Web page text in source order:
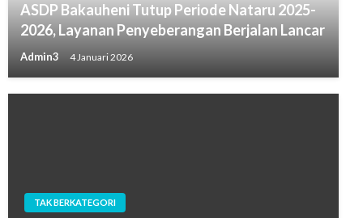
ASDP Bakauheni Tutup Periode Nataru 2025-
2026, Layanan Penyeberangan Berjalan Lancar
Admin3 4 Januari 2026
TAK BERKATEGORI